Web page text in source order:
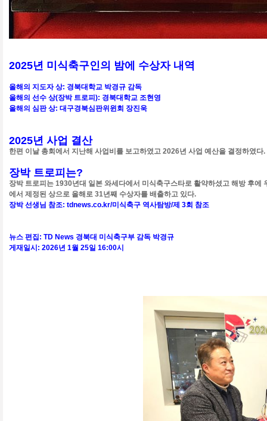
2025년 미식축구인의 밤에 수상자 내역
올해의 지도자 상: 경북대학교 박경규 감독
올해의 선수 상(장박 트로피): 경북대학교 조현영
올해의 심판 상: 대구경북심판위윈회 장진욱
2025년 사업 결산
한편 이날 총회에서 지난해 사업비를 보고하였고 2026년 사업 예산을 결정하였다.
장박 트로피는?
장박 트로피는 1930년대 일본 와세다에서 미식축구스타로 활약하셨고 해방 후
에서 제정된 상으로 올해로 31년째 수상자를 배출하고 있다.
장박 선생님 참조: tdnews.co.kr/미식축구 역사탐방/제 3회 참조
뉴스 편집: TD News 경북대 미식축구부 감독 박경규
게재일시: 2026년 1월 25일 16:00시